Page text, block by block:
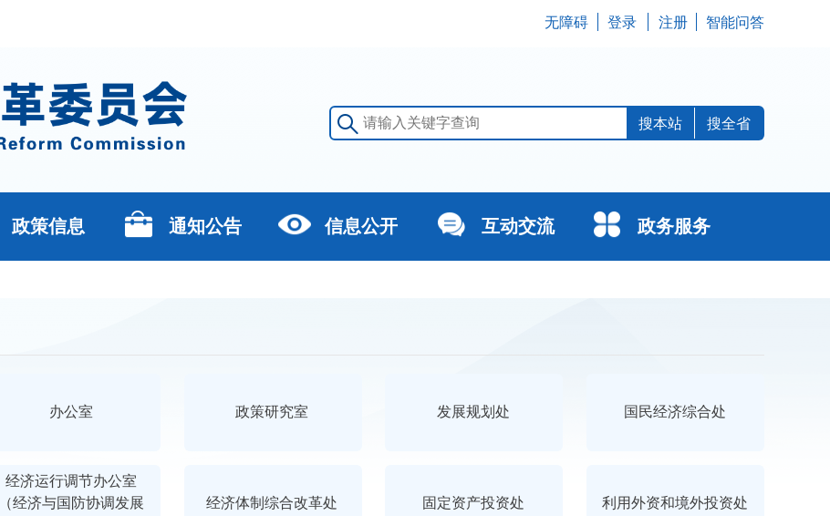
无障碍 登录 注册 智能问答
搜全省
政策信息 通知公告 信息公开 互动交流 政务服务
办公室 政策研究室 发展规划处 国民经济综合处
经济运行调节办公室
（经济与国防协调发展
经济体制综合改革处 固定资产投资处 利用外资和境外投资处